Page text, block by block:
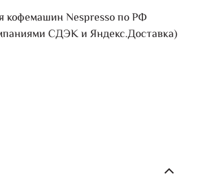
кофемашин Nespresso по РФ
СДЭК и Яндекс.Доставка)